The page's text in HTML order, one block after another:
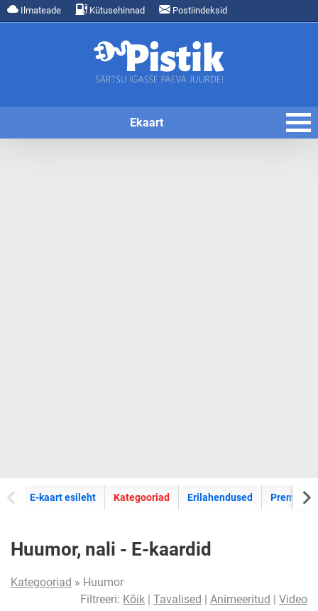
Ilmateade Kütusehinnad Postiindeksid
Ekaart
E-kaart esileht E-kaartide
Kategooriad Erilahendused Premium
Huumor, nali - E-kaardid
Kategooriad » Huumor
Filtreeri: Kõik | Tavalised | Animeeritud | Video